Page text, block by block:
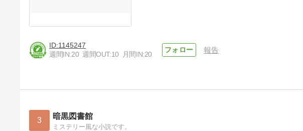
1145247
週間IN:20 週間OUT:10 月間IN:20
報告
3 暗黒図書館
ミステリー風な小説です。